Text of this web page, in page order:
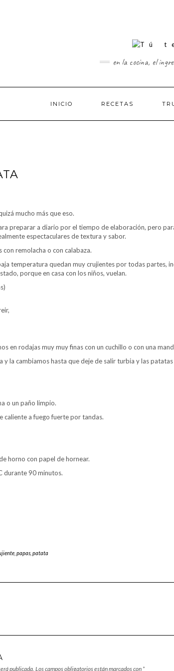
en la cocina, el
INICIO RECETAS
mucho más que eso.
preparar a diario por el tiempo de elaboración, pero
espectaculares de textura y sabor.
remolacha o con calabaza.
temperatura quedan muy crujientes por todas partes,
porque en casa con los niños, vuelan.
en rodajas muy muy finas con un cuchillo o con una
y la cambiamos hasta que deje de salir turbia y las
o un paño limpio.
caliente a fuego fuerte por tandas.
horno con papel de hornear.
durante 90 minutos.
, papas, patata
publicada. Los campos obligatorios están marcados con *